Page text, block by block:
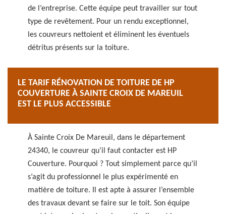
de l’entreprise. Cette équipe peut travailler sur tout
type de revêtement. Pour un rendu exceptionnel,
les couvreurs nettoient et éliminent les éventuels
détritus présents sur la toiture.
LE TARIF RÉNOVATION DE TOITURE DE HP
COUVERTURE À SAINTE CROIX DE MAREUIL
EST LE PLUS ACCESSIBLE
À Sainte Croix De Mareuil, dans le département
24340, le couvreur qu’il faut contacter est HP
Couverture. Pourquoi ? Tout simplement parce qu’il
s’agit du professionnel le plus expérimenté en
matière de toiture. Il est apte à assurer l’ensemble
des travaux devant se faire sur le toit. Son équipe